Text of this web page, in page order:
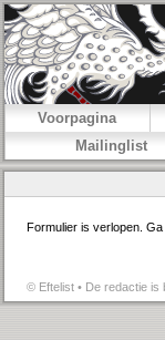
Voorpagina
Mailinglist
Formulier is verlopen.
© Eftelist • De redactie is